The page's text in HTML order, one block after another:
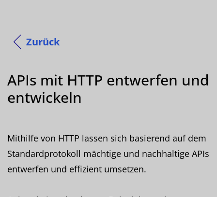
Zurück
APIs mit HTTP entwerfen und
entwickeln
Mithilfe von HTTP lassen sich basierend auf dem
Standardprotokoll mächtige und nachhaltige APIs
entwerfen und effizient umsetzen.